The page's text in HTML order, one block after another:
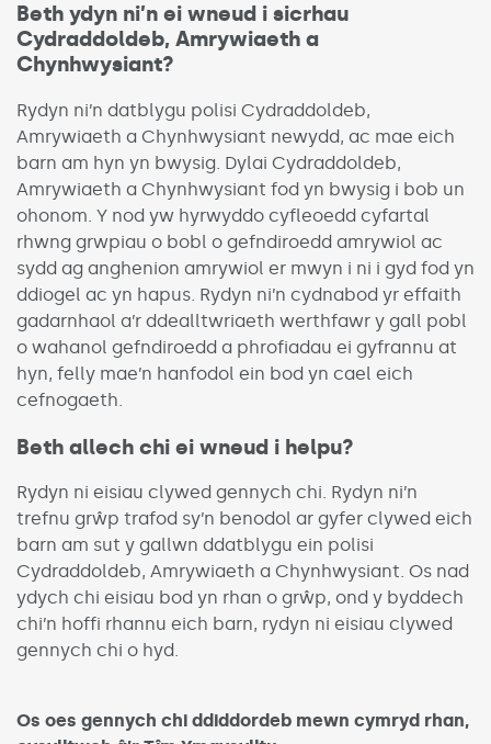
Beth ydyn ni’n ei wneud i sicrhau
Cydraddoldeb, Amrywiaeth a
Chynhwysiant?
Rydyn ni’n datblygu polisi Cydraddoldeb,
Amrywiaeth a Chynhwysiant newydd, ac mae eich
barn am hyn yn bwysig. Dylai Cydraddoldeb,
Amrywiaeth a Chynhwysiant fod yn bwysig i bob un
ohonom. Y nod yw hyrwyddo cyfleoedd cyfartal
rhwng grwpiau o bobl o gefndiroedd amrywiol ac
sydd ag anghenion amrywiol er mwyn i ni i gyd fod yn
ddiogel ac yn hapus. Rydyn ni’n cydnabod yr effaith
gadarnhaol a’r ddealltwriaeth werthfawr y gall pobl
o wahanol gefndiroedd a phrofiadau ei gyfrannu at
hyn, felly mae’n hanfodol ein bod yn cael eich
cefnogaeth.
Beth allech chi ei wneud i helpu?
Rydyn ni eisiau clywed gennych chi. Rydyn ni’n
trefnu grŵp trafod sy’n benodol ar gyfer clywed eich
barn am sut y gallwn ddatblygu ein polisi
Cydraddoldeb, Amrywiaeth a Chynhwysiant. Os nad
ydych chi eisiau bod yn rhan o grŵp, ond y byddech
chi’n hoffi rhannu eich barn, rydyn ni eisiau clywed
gennych chi o hyd.
Os oes gennych chi ddiddordeb mewn cymryd rhan,